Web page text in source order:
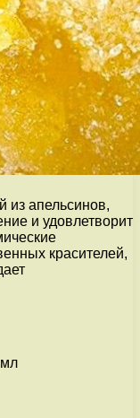
апельсинов,
и удовлетворит
красителей,